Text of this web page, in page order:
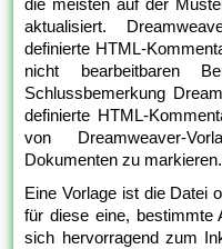
die meisten auf der
aktualisiert.
definierte HTML-
nicht bearbeitbaren
Schlussbemerkung
definierte HTML-
von Dreamweaver-
Dokumenten zu markieren.
Eine Vorlage ist die Datei
für diese eine, bestimmte
sich hervorragend zum